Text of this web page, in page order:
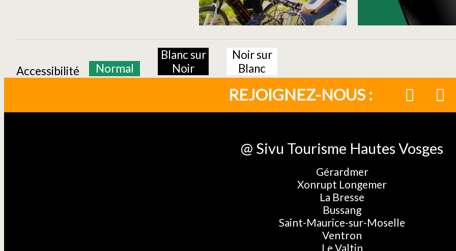
Accessibilité Normal
Blanc sur
Noir
Noir sur
Blanc
REJOIGNEZ-NOUS :
@ Sivu Tourisme Hautes Vosges
Gérardmer
Xonrupt Longemer
La Bresse
Bussang
Saint-Maurice-sur-Moselle
Ventron
Le Valtin